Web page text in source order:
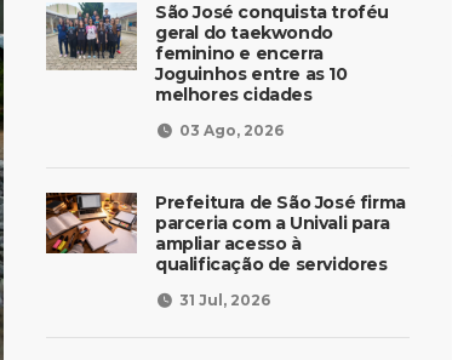
São José conquista troféu
geral do taekwondo
feminino e encerra
Joguinhos entre as 10
melhores cidades
03 Ago, 2026
Prefeitura de São José firma
parceria com a Univali para
ampliar acesso à
qualificação de servidores
31 Jul, 2026